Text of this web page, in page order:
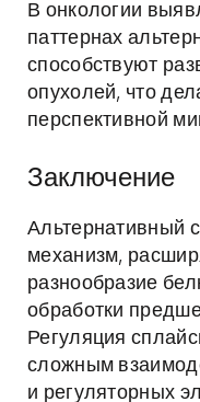
В онкологии
паттернах
способствуют
опухолей, что
перспективной
Заключение
Альтернативный
механизм,
разнообразие
обработки
Регуляция
сложным
и регуляторных